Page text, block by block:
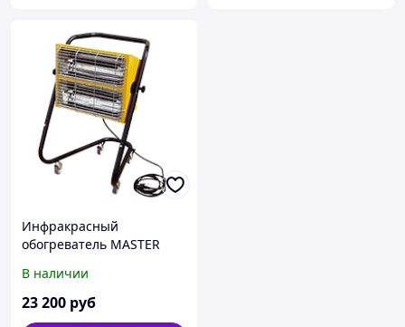
Инфракрасный
обогреватель MASTER
В наличии
23 200 руб